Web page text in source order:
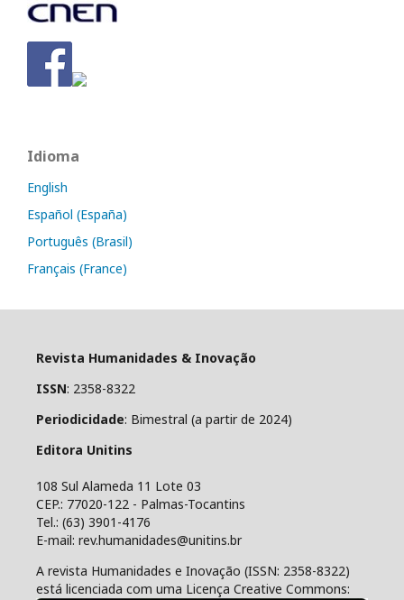
Idioma
English
Español (España)
Português (Brasil)
Français (France)
Revista Humanidades & Inovação
ISSN: 2358-8322
Periodicidade: Bimestral (a partir de 2024)
Editora Unitins
108 Sul Alameda 11 Lote 03
CEP.: 77020-122 - Palmas-Tocantins
Tel.: (63) 3901-4176
E-mail: rev.humanidades@unitins.br
A revista Humanidades e Inovação (ISSN: 2358-8322)
está licenciada com uma Licença Creative Commons: